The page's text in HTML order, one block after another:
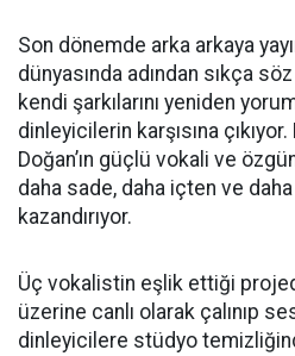
Son dönemde arka arkaya
dünyasında adından sıkça
kendi şarkılarını yeniden
dinleyicilerin karşısına
Doğan’ın güçlü vokali ve
daha sade, daha içten ve
kazandırıyor.
Üç vokalistin eşlik ettiği
üzerine canlı olarak çalınıp
dinleyicilere stüdyo